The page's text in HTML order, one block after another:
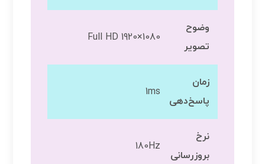
وضوح
تصویر
Full HD 1920×1080
زمان
پاسخ‌دهی
1ms
نرخ
بروزرسانی
180Hz